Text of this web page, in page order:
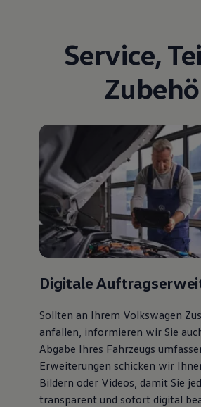
Service,
Digitale
Sollten an Ihrem Volkswagen
anfallen, informieren wir Sie
Abgabe Ihres Fahrzeugs
Erweiterungen schicken wir
Bildern oder Videos, damit Sie
transparent und sofort digital